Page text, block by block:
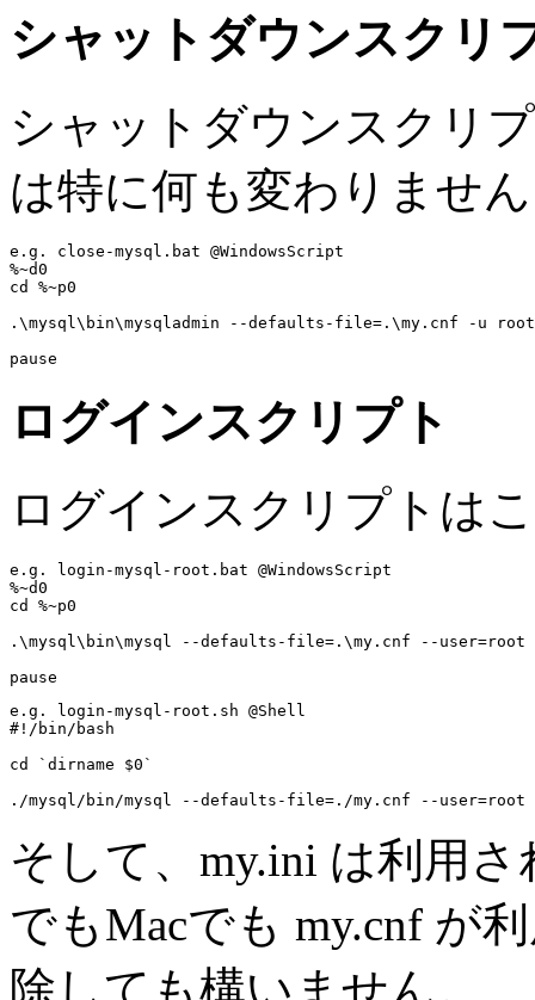
シャットダウンスクリ
シャットダウンスクリ
は特に何も変わりませ
e.g. close-mysql.bat @WindowsScript
%~d0
cd %~p0
.\mysql\bin\mysqladmin --defaults-file=.\my.cnf -u root
ログインスクリプト
ログインスクリプトは
e.g. login-mysql-root.bat @WindowsScript
%~d0
cd %~p0
.\mysql\bin\mysql --defaults-file=.\my.cnf --
e.g. login-mysql-root.sh @Shell
#!/bin/bash
cd `dirname $0`
そして、my.ini は利用
でもMacでも my.cnf が
除しても構いません。